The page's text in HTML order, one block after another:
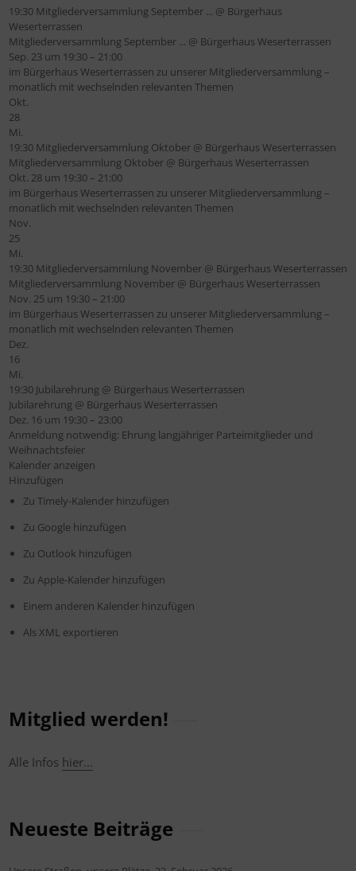
19:30 Mitgliederversammlung September ... @ Bürgerhaus
Weserterrassen
Mitgliederversammlung September ... @ Bürgerhaus Weserterrassen
Sep. 23 um 19:30 – 21:00
im Bürgerhaus Weserterrassen zu unserer Mitgliederversammlung –
monatlich mit wechselnden relevanten Themen
Okt.
28
Mi.
19:30 Mitgliederversammlung Oktober @ Bürgerhaus Weserterrassen
Mitgliederversammlung Oktober @ Bürgerhaus Weserterrassen
Okt. 28 um 19:30 – 21:00
im Bürgerhaus Weserterrassen zu unserer Mitgliederversammlung –
monatlich mit wechselnden relevanten Themen
Nov.
25
Mi.
19:30 Mitgliederversammlung November @ Bürgerhaus Weserterrassen
Mitgliederversammlung November @ Bürgerhaus Weserterrassen
Nov. 25 um 19:30 – 21:00
im Bürgerhaus Weserterrassen zu unserer Mitgliederversammlung –
monatlich mit wechselnden relevanten Themen
Dez.
16
Mi.
19:30 Jubilarehrung @ Bürgerhaus Weserterrassen
Jubilarehrung @ Bürgerhaus Weserterrassen
Dez. 16 um 19:30 – 23:00
Anmeldung notwendig: Ehrung langjähriger Parteimitglieder und
Weihnachtsfeier
Kalender anzeigen
Hinzufügen
Zu Timely-Kalender hinzufügen
Zu Google hinzufügen
Zu Outlook hinzufügen
Zu Apple-Kalender hinzufügen
Einem anderen Kalender hinzufügen
Als XML exportieren
Mitglied werden!
Alle Infos hier…
Neueste Beiträge